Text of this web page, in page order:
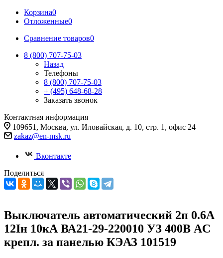
Корзина0
Отложенные0
Сравнение товаров0
8 (800) 707-75-03
Назад
Телефоны
8 (800) 707-75-03
+ (495) 648-68-28
Заказать звонок
Контактная информация
109651, Москва, ул. Иловайская, д. 10, стр. 1, офис 24
zakaz@en-msk.ru
Вконтакте
Поделиться
Выключатель автоматический 2п 0.6А
12Iн 10кА ВА21-29-220010 У3 400В AC
крепл. за панелью КЭАЗ 101519